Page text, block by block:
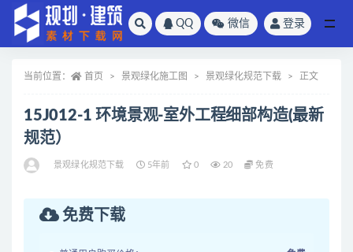
QQ 微信 登录
当前位置： 首页 景观绿化施工图 景观绿化规范下载 正文
15J012-1 环境景观-室外工程细部构造(最新
规范）
景观绿化规范下载 5年前 0 20 免费
免费下载
全部